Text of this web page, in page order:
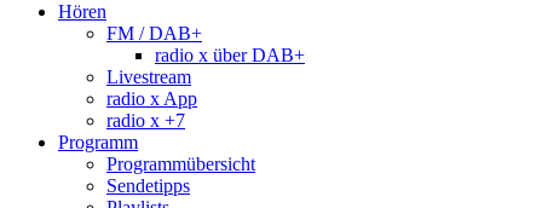
Hören
FM / DAB+
radio x über DAB+
Livestream
radio x App
radio x +7
Programm
Programmübersicht
Sendetipps